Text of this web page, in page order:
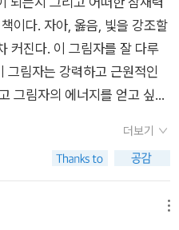
괜찮다. 우리 삶에 등장하는
라보기 시작하면, 일련의 온전
대극적인 것을 서로 반대라고
간의 한계상황에서 신이라는
고 표현하는 것은 옳지 않다. 모
각을 하도록 우리 스스로 훈련
준 이영남 교우에게 감사합
이다. 자아, 옳음, 빛을 강조할
커진다. 이 그림자를 잘 다루
그림자는 강력하고 근원적인
그림자의 에너지를 얻고 싶다.
는 설명이 약하지만, 이 책은
더보기